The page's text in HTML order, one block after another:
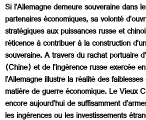
Si l’Allemagne demeure souveraine dans
partenaires économiques, sa volonté
stratégiques aux puissances russe et
réticence à contribuer à la construction
souveraine. A travers du rachat portuaire
(Chine) et de l’ingérence russe exercée
l’Allemagne illustre la réalité des
matière de guerre économique. Le Vieux
encore aujourd’hui de suffisamment
les ingérences ou les investissements